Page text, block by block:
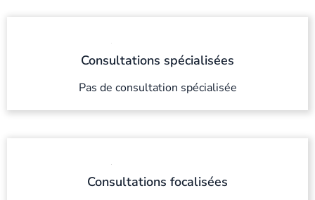
Consultations spécialisées
Pas de consultation spécialisée
Consultations focalisées